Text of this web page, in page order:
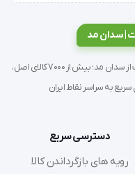
گردش خون دارد.
| سدان مد
خرید تجهیزات پزشکی عمده و جزئی با بهترین قیمت از سدان مد؛ بیش از 7000 کالای اصل،
به سراسر نقاط ایران
دسترسی سریع
رویه های بازگرداندن کالا